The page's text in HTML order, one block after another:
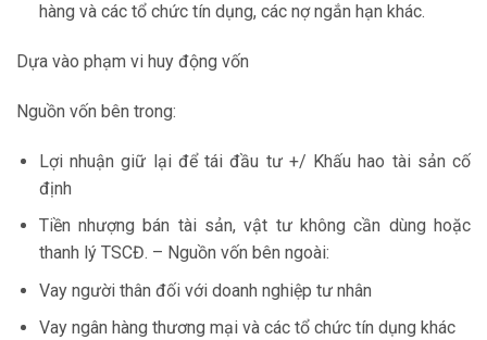
hàng và các tổ chức tín dụng, các nợ ngắn hạn khác.
Dựa vào phạm vi huy động vốn
Nguồn vốn bên trong:
Lợi nhuận giữ lại để tái đầu tư +/ Khấu hao tài sản cố
định
Tiền nhượng bán tài sản, vật tư không cần dùng hoặc
thanh lý TSCĐ. – Nguồn vốn bên ngoài:
Vay người thân đối với doanh nghiệp tư nhân
Vay ngân hàng thương mại và các tổ chức tín dụng khác